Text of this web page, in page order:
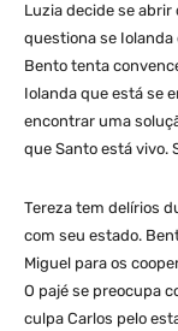
Luzia decide se abrir
questiona se Iolanda
Bento tenta
Iolanda que está se
encontrar uma
que Santo está vivo.
Tereza tem delírios
com seu estado.
Miguel para os
O pajé se preocupa
culpa Carlos pelo